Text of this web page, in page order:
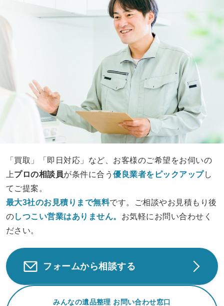
「買取」「即日対応」など、お客様のご希望をお伺いの
上プロの相談員が条件に合う優良業者をピックアップし
てご提案。
最大3社のお見積りまで無料です。ご相談やお見積もり後
のしつこい営業はありません。 お気軽にお問い合わせく
ださい。
フォームから相談する
みんなの遺品整理 お問い合わせ窓口